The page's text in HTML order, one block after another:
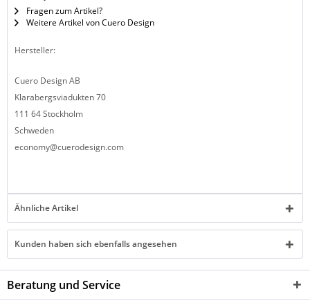
Fragen zum Artikel?
Weitere Artikel von Cuero Design
Hersteller:
Cuero Design AB
Klarabergsviadukten 70
111 64 Stockholm
Schweden
economy@cuerodesign.com
Ähnliche Artikel
Kunden haben sich ebenfalls angesehen
Beratung und Service